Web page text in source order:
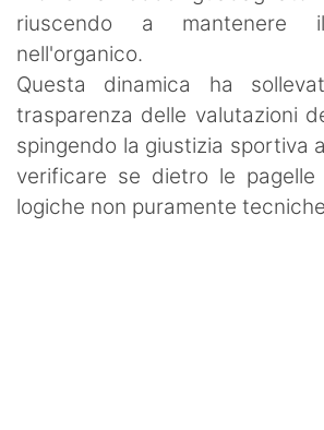
riuscendo a mantenere
nell'organico.
Questa dinamica ha
trasparenza delle valutazioni
spingendo la giustizia sportiva
verificare se dietro le pagelle
logiche non puramente